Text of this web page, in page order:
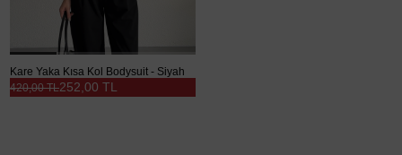
Kare Yaka Kısa Kol Bodysuit - Siyah
252,00 TL
420,00 TL